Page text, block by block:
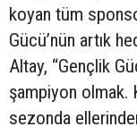
koyan tüm
Gücü’nün artık
Altay, “Gençlik
şampiyon olmak.
sezonda